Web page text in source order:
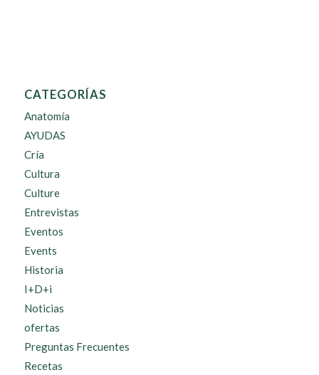
CATEGORÍAS
Anatomía
AYUDAS
Cría
Cultura
Culture
Entrevistas
Eventos
Events
Historia
I+D+i
Noticias
ofertas
Preguntas Frecuentes
Recetas